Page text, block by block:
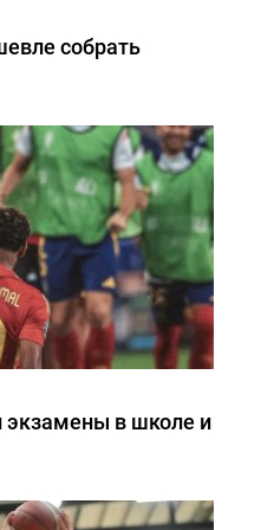
собрать
в школе и